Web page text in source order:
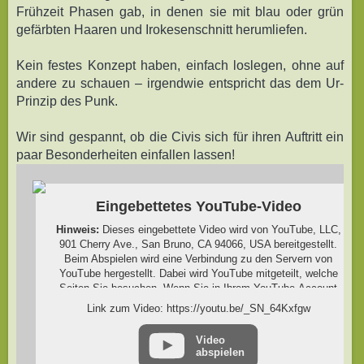
Frühzeit Phasen gab, in denen sie mit blau oder grün
gefärbten Haaren und Irokesenschnitt herumliefen.
Kein festes Konzept haben, einfach loslegen, ohne auf
andere zu schauen – irgendwie entspricht das dem Ur-
Prinzip des Punk.
Wir sind gespannt, ob die Civis sich für ihren Auftritt ein
paar Besonderheiten einfallen lassen!
Eingebettetes YouTube-Video
Hinweis: Dieses eingebettete Video wird von YouTube, LLC,
901 Cherry Ave., San Bruno, CA 94066, USA bereitgestellt.
Beim Abspielen wird eine Verbindung zu den Servern von
YouTube hergestellt. Dabei wird YouTube mitgeteilt, welche
Seiten Sie besuchen. Wenn Sie in Ihrem YouTube-Account
eingeloggt sind, kann YouTube Ihr Surfverhalten Ihnen
persönlich zuzuordnen. Dies verhindern Sie, indem Sie sich
vorher aus Ihrem YouTube-Account ausloggen.
Wird ein YouTube-Video gestartet, setzt der Anbieter Cookies
Link zum Video: https://youtu.be/_SN_64Kxfgw
Video
abspielen